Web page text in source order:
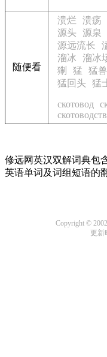
随便看
溃烂 溃疡
源头
源泉
源远流长
溜冰
溜冰
猘
猛 猛兽
猛回头
猛
скотовод
修远网英汉双解词典包
英语单词及词组短语的
Copyright ©
更新